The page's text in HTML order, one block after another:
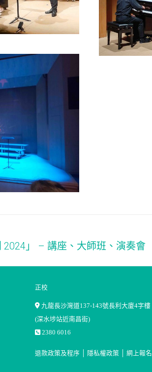
2024」 – 講座、大師班、演奏會
正校
九龍長沙灣道137-143號長利大廈4字樓
(深水埗站近南昌街)
2380 6016
退款政策及程序│ 隱私權政策 網上報名